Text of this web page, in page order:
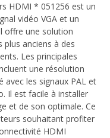
HDMI * 051256 est un
vidéo VGA et un
offre une solution
anciens à des
Les principales
une résolution
avec les signaux PAL et
Il est facile à installer
et de son optimale. Ce
souhaitant profiter
HDMI